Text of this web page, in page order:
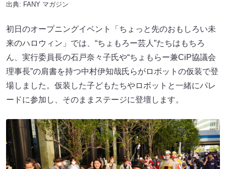
出典: FANY マガジン
初日のオープニングイベント「ちょっと先のおもしろい未
来のハロウィン」では、“ちょもろー芸人”たちはもちろ
ん、実行委員長の石戸奈々子氏や“ちょもらー兼CiP協議会
理事長”の肩書を持つ中村伊知哉氏らがロボットの仮装で登
場しました。仮装した子どもたちやロボットと一緒にパレ
ードに参加し、そのままステージに登壇します。